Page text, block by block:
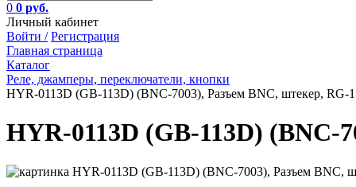
0 0 руб.
Личный кабинет
Войти / Регистрация
Главная страница
Каталог
Реле, джамперы, переключатели, кнопки
HYR-0113D (GB-113D) (BNC-7003), Разъем BNC, штекер, RG-
HYR-0113D (GB-113D) (BNC-